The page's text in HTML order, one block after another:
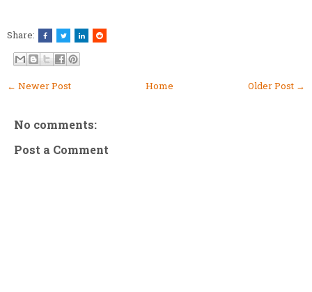
Share:
← Newer Post Older Post →
Home
No comments:
Post a Comment